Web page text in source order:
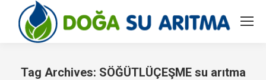
Tag Archives: SÖĞÜTLÜÇEŞME su arıtma